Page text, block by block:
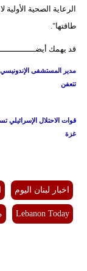
الرعاية الصحية
طاقتها".
قد يهمك
مدير المستشفى
تتعفن
قوات الاحتلال الإسرائيلي
غزة
اخبار لبنان اليوم
Lebanon Today